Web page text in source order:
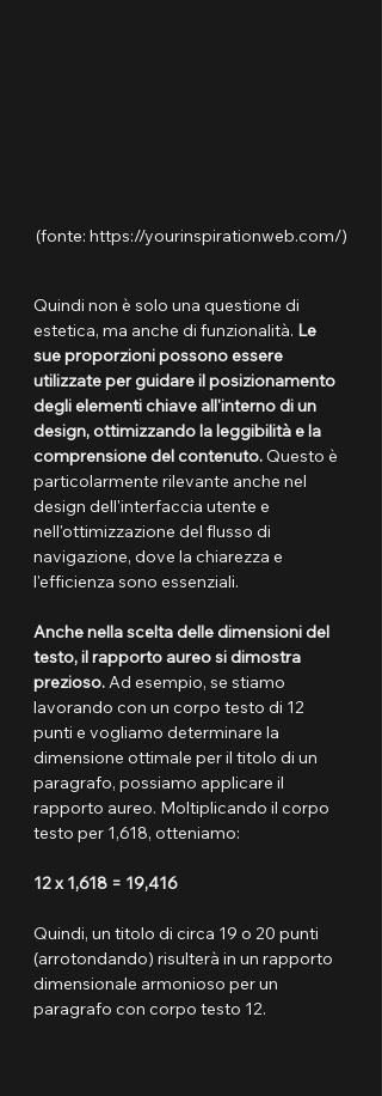
(fonte: https://yourinspirationweb.com/)
Quindi non è solo una questione di
estetica, ma anche di funzionalità. Le
sue proporzioni possono essere
utilizzate per guidare il posizionamento
degli elementi chiave all'interno di un
design, ottimizzando la leggibilità e la
comprensione del contenuto. Questo è
particolarmente rilevante anche nel
design dell'interfaccia utente e
nell'ottimizzazione del flusso di
navigazione, dove la chiarezza e
l'efficienza sono essenziali.
Anche nella scelta delle dimensioni del
testo, il rapporto aureo si dimostra
prezioso. Ad esempio, se stiamo
lavorando con un corpo testo di 12
punti e vogliamo determinare la
dimensione ottimale per il titolo di un
paragrafo, possiamo applicare il
rapporto aureo. Moltiplicando il corpo
testo per 1,618, otteniamo:
12 x 1,618 = 19,416
Quindi, un titolo di circa 19 o 20 punti
(arrotondando) risulterà in un rapporto
dimensionale armonioso per un
paragrafo con corpo testo 12.